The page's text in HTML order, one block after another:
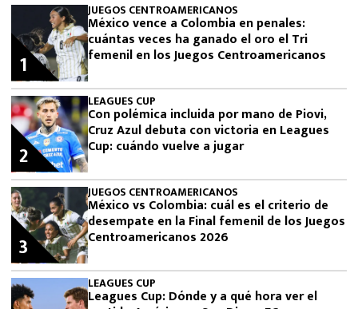
JUEGOS CENTROAMERICANOS
México vence a Colombia en penales:
cuántas veces ha ganado el oro el Tri
femenil en los Juegos Centroamericanos
1
LEAGUES CUP
Con polémica incluida por mano de Piovi,
Cruz Azul debuta con victoria en Leagues
Cup: cuándo vuelve a jugar
2
JUEGOS CENTROAMERICANOS
México vs Colombia: cuál es el criterio de
desempate en la Final femenil de los Juegos
Centroamericanos 2026
3
LEAGUES CUP
Leagues Cup: Dónde y a qué hora ver el